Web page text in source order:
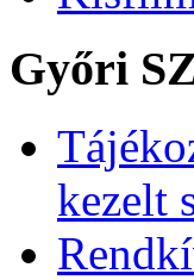
Győri
kezelt